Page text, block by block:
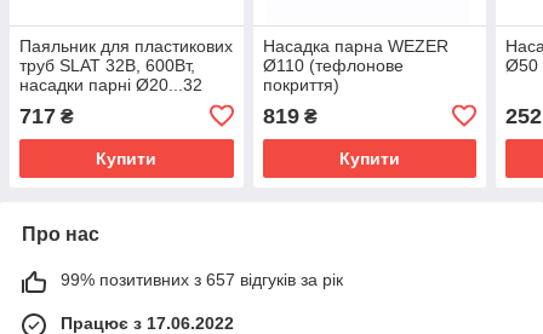
Паяльник для пластикових
труб SLAT 32B, 600Вт,
насадки парні Ø20...32
717 ₴
Купити
Насадка парна WEZER
Ø110 (тефлонове
покриття)
819₴
Купити
Ø50
252
Про нас
99% позитивних з 657 відгуків за рік
Працює з 17.06.2022